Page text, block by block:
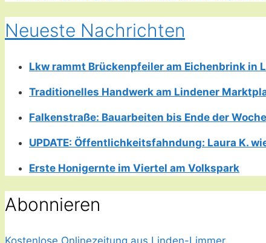
Neueste Nachrichten
Lkw rammt Brückenpfeiler am Eichenbrink in
Traditionelles Handwerk am Lindener
Falkenstraße: Bauarbeiten bis Ende der
UPDATE: Öffentlichkeitsfahndung: Laura K.
Erste Honigernte im Viertel am Volkspark
Abonnieren
Kostenlose Onlinezeitung aus Linden-Limmer